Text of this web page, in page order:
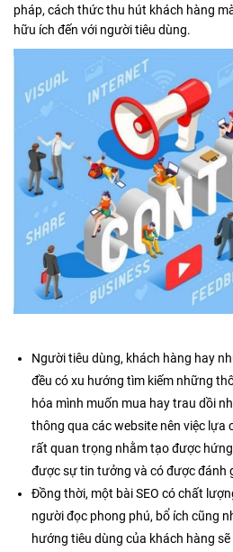
pháp, cách thức thu hút khách hàng
hữu ích đến với người tiêu dùng.
Người tiêu dùng, khách hàng hay
đều có xu hướng tìm kiếm những
hóa mình muốn mua hay trau dồi
thông qua các website nên việc lựa
rất quan trọng nhằm tạo được
được sự tin tưởng và có được đánh
Đồng thời, một bài SEO có chất
người đọc phong phú, bổ ích cũng
hướng tiêu dùng của khách hàng